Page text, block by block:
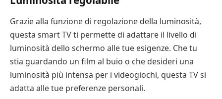
Grazie alla funzione di regolazione della luminosità,
questa smart TV ti permette di adattare il livello di
luminosità dello schermo alle tue esigenze. Che tu
stia guardando un film al buio o che desideri una
luminosità più intensa per i videogiochi, questa TV si
adatta alle tue preferenze personali.